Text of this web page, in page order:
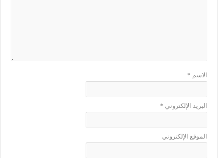
الاسم *
البريد الإلكتروني *
الموقع الإلكتروني